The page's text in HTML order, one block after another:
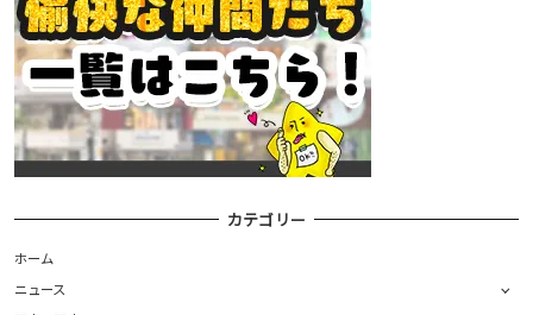
カテゴリー
ホーム
ニュース